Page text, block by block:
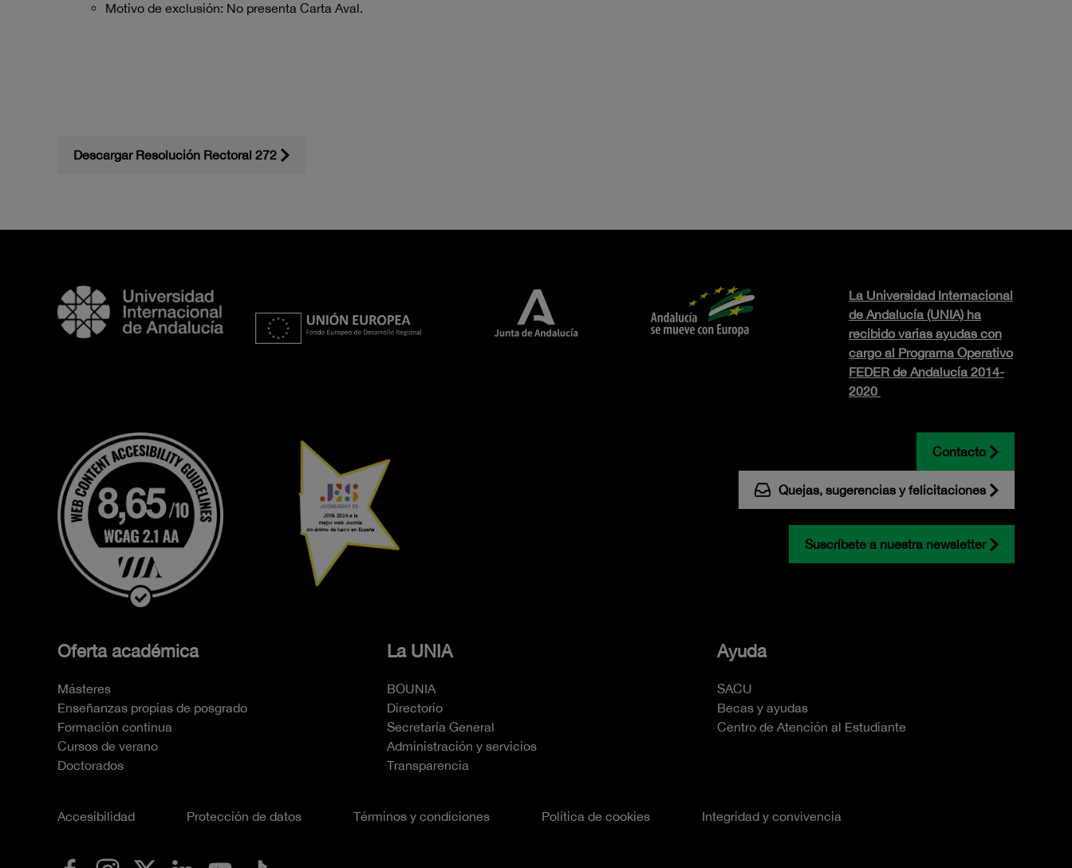
Motivo de exclusión: No presenta Carta Aval.
Descargar Resolución Rectoral 272
La Universidad Internacional
de Andalucía (UNIA) ha
recibido varias ayudas con
cargo al Programa Operativo
FEDER de Andalucía 2014-
2020
Contacto
Quejas, sugerencias y felicitaciones
Suscríbete a nuestra newsletter
Oferta académica
Másteres
Enseñanzas propias de posgrado
Formación continua
Cursos de verano
Doctorados
La UNIA
BOUNIA
Directorio
Secretaría General
Administración y servicios
Transparencia
Ayuda
SACU
Becas y ayudas
Centro de Atención al Estudiante
Accesibilidad Protección de datos Términos y condiciones Política de cookies Integridad y convivencia